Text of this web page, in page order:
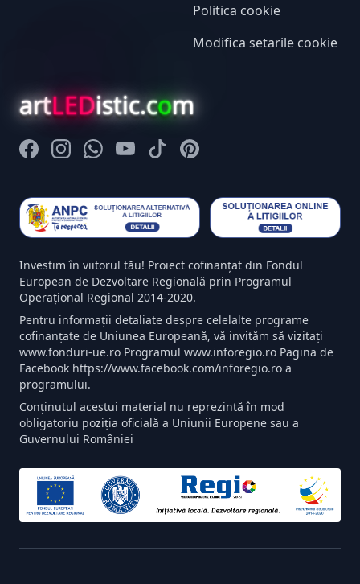
Politica cookie
Modifica setarile cookie
artLEDistic.com
FacebookInstagramWhatsappYoutubeTiktokPinterest
Investim în viitorul tău! Proiect cofinanțat din Fondul
European de Dezvoltare Regională prin Programul
Operațional Regional 2014-2020.
Pentru informații detaliate despre celelalte programe
cofinanțate de Uniunea Europeană, vă invităm să vizitați
www.fonduri-ue.ro Programul www.inforegio.ro Pagina de
Facebook https://www.facebook.com/inforegio.ro a
programului.
Conținutul acestui material nu reprezintă în mod
obligatoriu poziția oficială a Uniunii Europene sau a
Guvernului României